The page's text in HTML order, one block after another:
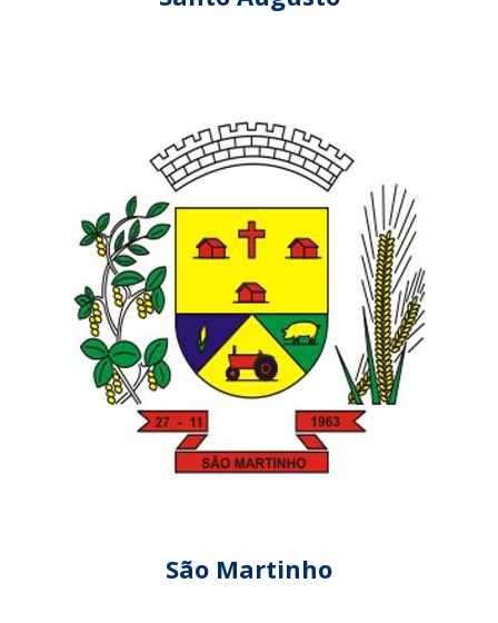
São Martinho